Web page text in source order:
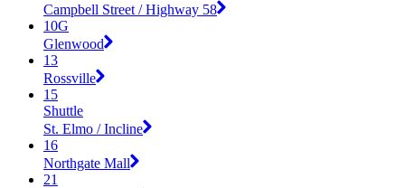
Campbell Street / Highway 58
10G
Glenwood
13
Rossville
15
Shuttle
St. Elmo / Incline
16
Northgate Mall
21